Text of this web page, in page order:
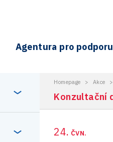
Agentura pro
Homepage > Akce >
Konzultační
24. ČVN.